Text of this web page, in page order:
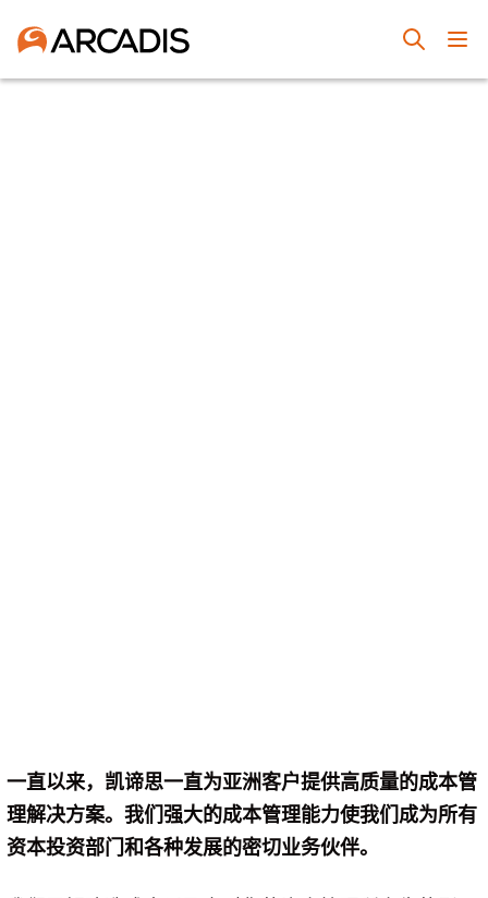
一直以来，凯谛思一直为亚洲客户提供高质量的成本管
理解决方案。我们强大的成本管理能力使我们成为所有
资本投资部门和各种发展的密切业务伙伴。